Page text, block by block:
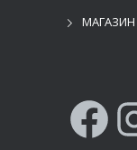
МАГАЗИН